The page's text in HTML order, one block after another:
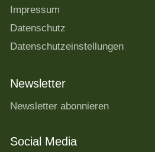
Impressum
Datenschutz
Datenschutzeinstellungen
Newsletter
Newsletter abonnieren
Social Media